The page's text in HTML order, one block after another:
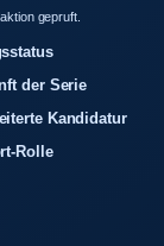
gepruft.
der Serie
Kandidatur
Rolle